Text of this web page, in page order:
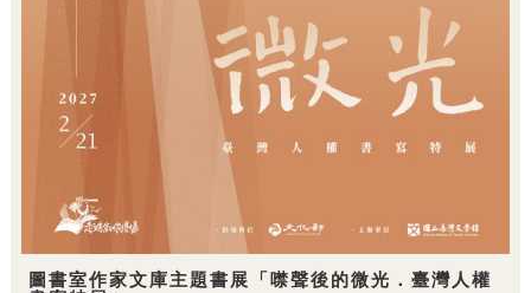
圖書室作家文庫主題書展「噤聲後的微光．臺灣人權